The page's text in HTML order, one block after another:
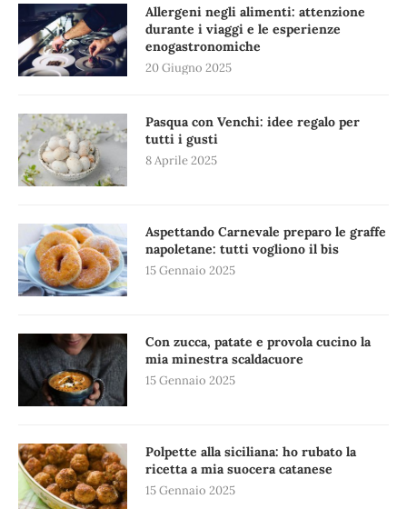
Allergeni negli alimenti: attenzione
durante i viaggi e le esperienze
enogastronomiche
20 Giugno 2025
Pasqua con Venchi: idee regalo per
tutti i gusti
8 Aprile 2025
Aspettando Carnevale preparo le graffe
napoletane: tutti vogliono il bis
15 Gennaio 2025
Con zucca, patate e provola cucino la
mia minestra scaldacuore
15 Gennaio 2025
Polpette alla siciliana: ho rubato la
ricetta a mia suocera catanese
15 Gennaio 2025